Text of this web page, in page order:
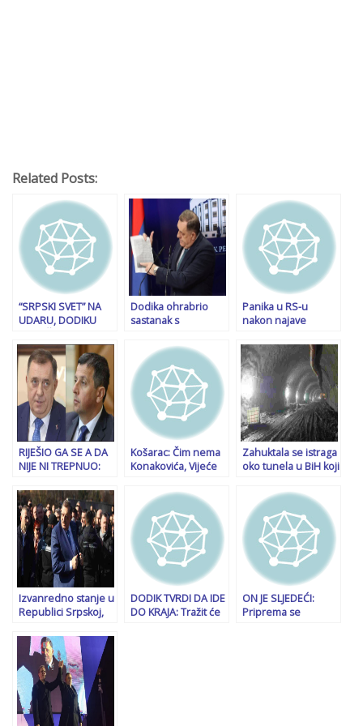
Related Posts:
“SRPSKI SVET” NA
UDARU, DODIKU
smjena, ali i zatvor,
uzalud se nada da
će ga spasiti Trump
Dodika ohrabrio
sastanak s
dobra priča razlaz.
Nezavisna RS,
nezavisna Herceg-
Bosna. Ono što
ostane da bude
Bosna
Panika u RS-u
nakon najave
Dodika: Poručuju da
je “odgovor
spreman”
RIJEŠIO GA SE A DA
NIJE NI TREPNUO:
na čuvenu odluku iz
političke karijere
Milorada Dodika,
mnogi Srbi mu to
nikada nisu
oprostili…
Košarac: Čim nema
Konakovića, Vijeće
funkcioniše, da ne
pričam kako ide
dobro kad Heleza
nema
Zahuktala se istraga
oko tunela u BiH koji
skoro 400 miliona
KM
Izvanredno stanje u
Republici Srpskoj,
urednike podobnih
medija kako bi im
prenio poruku
DODIK TVRDI DA IDE
DO KRAJA: Tražit će
ON JE SLJEDEĆI:
Priprema se